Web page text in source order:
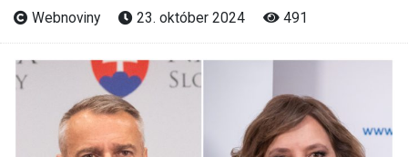
Webnoviny 23. október 2024 491